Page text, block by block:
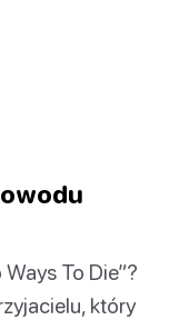
To Die”?
który